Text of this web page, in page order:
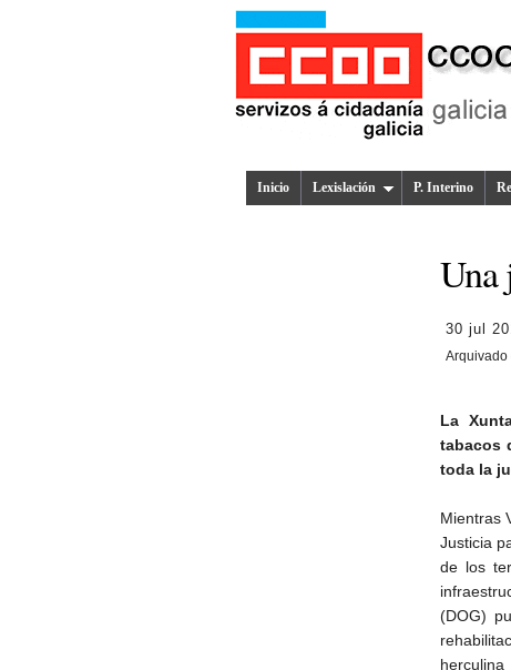
Inicio Lexislación P. Interino
Una
30 jul
Arquivado
La
tabacos
toda la
Mientras
Justicia
de los
(DOG)